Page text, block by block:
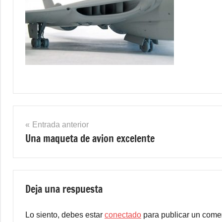
Navegación
de
entradas
Entrada anterior
Una maqueta de avion excelente
Deja una respuesta
Lo siento, debes estar conectado para publicar un